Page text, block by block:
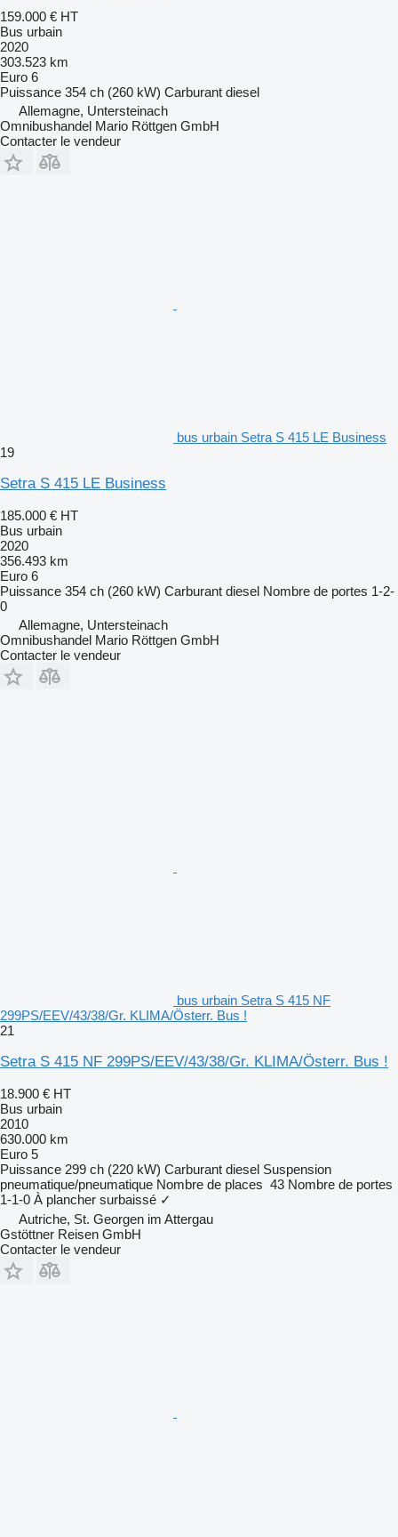
159.000 € HT
Bus urbain
2020
303.523 km
Euro 6
Puissance 354 ch (260 kW) Carburant diesel
Allemagne, Untersteinach
Omnibushandel Mario Röttgen GmbH
Contacter le vendeur
bus urbain Setra S 415 LE Business
19
Setra S 415 LE Business
185.000 € HT
Bus urbain
2020
356.493 km
Euro 6
Puissance 354 ch (260 kW) Carburant diesel Nombre de portes 1-2-
0
Allemagne, Untersteinach
Omnibushandel Mario Röttgen GmbH
Contacter le vendeur
bus urbain Setra S 415 NF
299PS/EEV/43/38/Gr. KLIMA/Österr. Bus !
21
Setra S 415 NF 299PS/EEV/43/38/Gr. KLIMA/Österr. Bus !
18.900 € HT
Bus urbain
2010
630.000 km
Euro 5
Puissance 299 ch (220 kW) Carburant diesel Suspension
pneumatique/pneumatique Nombre de places 43 Nombre de portes
1-1-0 À plancher surbaissé ✓
Autriche, St. Georgen im Attergau
Gstöttner Reisen GmbH
Contacter le vendeur